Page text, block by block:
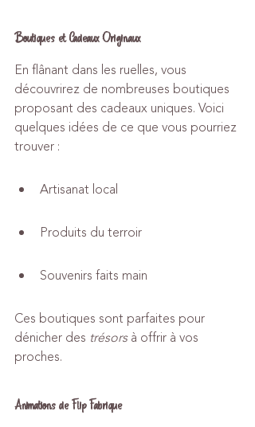
Boutiques et Cadeaux Originaux
En flânant dans les ruelles, vous
découvrirez de nombreuses boutiques
proposant des cadeaux uniques. Voici
quelques idées de ce que vous pourriez
trouver :
Artisanat local
Produits du terroir
Souvenirs faits main
Ces boutiques sont parfaites pour
dénicher des trésors à offrir à vos
proches.
Animations de Flip Fabrique